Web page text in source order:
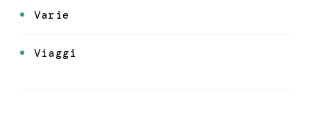
Varie
Viaggi